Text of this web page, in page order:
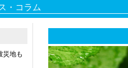
・コラム
災地も